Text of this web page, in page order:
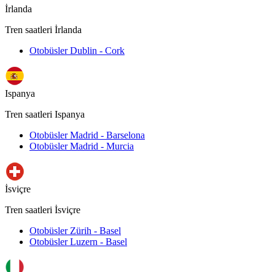
İrlanda
Tren saatleri İrlanda
Otobüsler Dublin - Cork
Ispanya
Tren saatleri Ispanya
Otobüsler Madrid - Barselona
Otobüsler Madrid - Murcia
İsviçre
Tren saatleri İsviçre
Otobüsler Zürih - Basel
Otobüsler Luzern - Basel